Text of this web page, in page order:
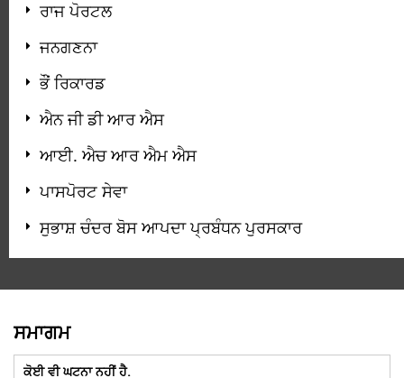
ਰਾਜ ਪੋਰਟਲ
ਜਨਗਣਨਾ
ਭੌਂ ਰਿਕਾਰਡ
ਐਨ ਜੀ ਡੀ ਆਰ ਐਸ
ਆਈ. ਐਚ ਆਰ ਐਮ ਐਸ
ਪਾਸਪੋਰਟ ਸੇਵਾ
ਸੁਭਾਸ਼ ਚੰਦਰ ਬੋਸ ਆਪਦਾ ਪ੍ਰਬੰਧਨ ਪੁਰਸਕਾਰ
ਸਮਾਗਮ
ਕੋਈ ਵੀ ਘਟਨਾ ਨਹੀਂ ਹੈ.